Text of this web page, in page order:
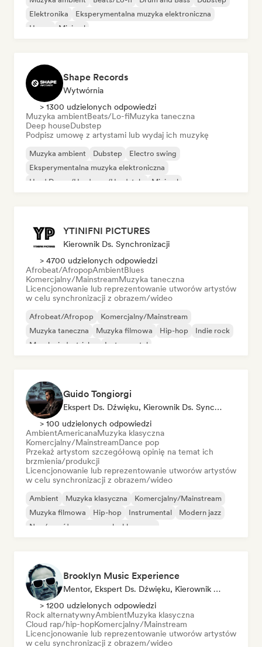
Elektronika
Eksperymentalna muzyka elektroniczna
House
Minimal
Shape Records
Wytwórnia
> 1300 udzielonych odpowiedzi
Muzyka ambientBeats/Lo-fiMuzyka taneczna
Deep houseDubstep
Podpisz umowę z artystami lub wydaj ich muzykę
Muzyka ambient Dubstep
Electro swing
Eksperymentalna muzyka elektroniczna
Hard Dance/Hardcore/Hardstyle
Minimal
YTINIFNI PICTURES
Kierownik Ds. Synchronizacji
> 4700 udzielonych odpowiedzi
Afrobeat/AfropopAmbientBlues
Komercjalny/MainstreamMuzyka taneczna
Licencjonowanie lub reprezentowanie utworów artystów
w celu synchronizacji z obrazem/wideo
Afrobeat/Afropop
Komercjalny/Mainstream
Muzyka taneczna
Muzyka filmowa Hip-hop
Indie rock
Muzyka industrialna
Instrumental
Guido Tongiorgi
Ekspert Ds. Dźwięku, Kierownik Ds. Synchronizacji
> 100 udzielonych odpowiedzi
AmbientAmericanaMuzyka klasyczna
Komercjalny/MainstreamDance pop
Przekaż artystom szczegółową opinię na temat ich
brzmienia/produkcji
Licencjonowanie lub reprezentowanie utworów artystów
w celu synchronizacji z obrazem/wideo
Ambient Muzyka klasyczna
Komercjalny/Mainstream
Muzyka filmowa
Hip-hop Instrumental
Modern jazz
Neo/współczesna muzyka klasyczna
Brooklyn Music Experience
Mentor, Ekspert Ds. Dźwięku, Kierownik Ds. Synchronizacji
> 1200 udzielonych odpowiedzi
Rock alternatywnyAmbientMuzyka klasyczna
Cloud rap/hip-hopKomercjalny/Mainstream
Licencjonowanie lub reprezentowanie utworów artystów
w celu synchronizacji z obrazem/wideo